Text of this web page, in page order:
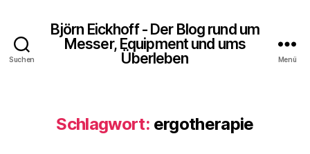
Suchen
Björn Eickhoff - Der Blog rund um
Messer, Equipment und ums
Überleben
Menü
Schlagwort: ergotherapie